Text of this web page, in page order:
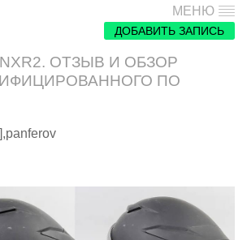
МЕНЮ
ДОБАВИТЬ ЗАПИСЬ
ОТЗЫВ И ОБЗОР
ПО
panferov